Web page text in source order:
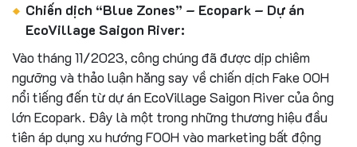
Chiến dịch “Blue Zones” – Ecopark – Dự án
EcoVillage Saigon River:
Vào tháng 11/2023, công chúng đã được dịp chiêm
ngưỡng và thảo luận hăng say về chiến dịch Fake OOH
nổi tiếng đến từ dự án EcoVillage Saigon River của ông
lớn Ecopark. Đây là một trong những thương hiệu đầu
tiên áp dụng xu hướng FOOH vào marketing bất động